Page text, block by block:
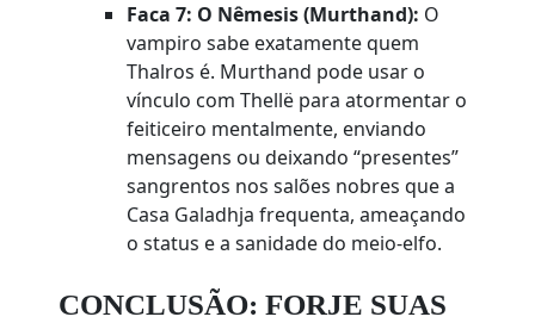
Faca 7: O Nêmesis (Murthand): O
vampiro sabe exatamente quem
Thalros é. Murthand pode usar o
vínculo com Thellë para atormentar o
feiticeiro mentalmente, enviando
mensagens ou deixando “presentes”
sangrentos nos salões nobres que a
Casa Galadhja frequenta, ameaçando
o status e a sanidade do meio-elfo.
CONCLUSÃO: FORJE SUAS